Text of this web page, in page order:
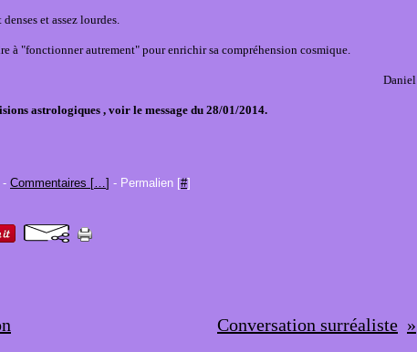
et assez lourdes.
à "fonctionner autrement" pour enrichir sa compréhension cosmique.
Daniel
astrologiques , voir le message du 28/01/2014.
- Commentaires […] - Permalien [#]
Conversation surréaliste